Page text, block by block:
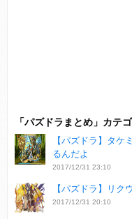
「パズドラまとめ」カテ
【パズドラ】タケ
るんだよ
2017/12/31 23:10
【パズドラ】リク
2017/12/31 20:10